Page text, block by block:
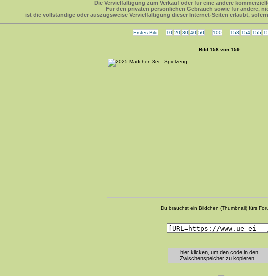
Die Vervielfältigung zum Verkauf oder für eine andere
Für den privaten persönlichen Gebrauch sowie für andere,
ist die vollständige oder auszugsweise Vervielfältigung dieser Internet-Seiten erlaubt,
Erstes Bild 10 20 30 40 50 100 153 154 155
Bild 158 von 159
Du brauchst ein Bildchen (Thumbnail) fürs
hier klicken, um den code in den
Zwischenspeicher zu kopieren...